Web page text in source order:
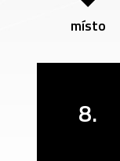
místo
8.